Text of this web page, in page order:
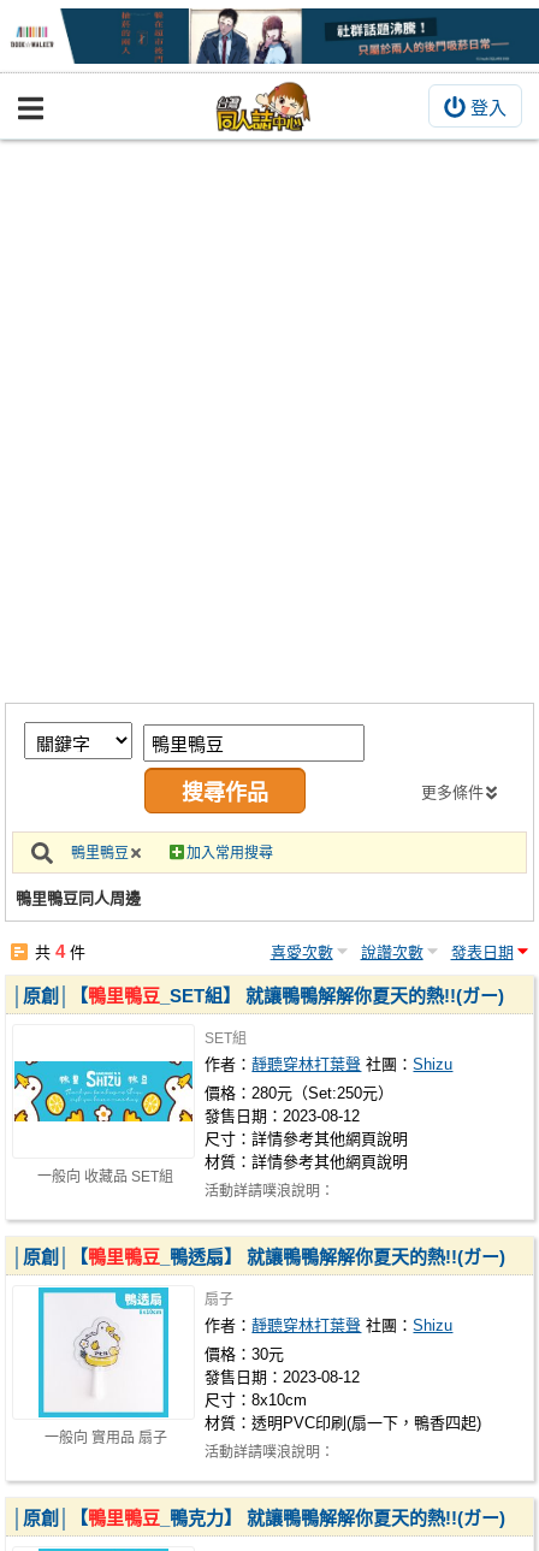
登入
BOOKY書集倉庫
繪圖藝廊
交流中心
攤位轉讓區
會員功能選單
註冊會員
更多條件
鴨里鴨豆 加入常用搜尋
鴨里鴨豆同人周邊
共4件 喜愛次數 說讚次數 發表日期
一般向 收藏品 SET組
│原創│【鴨里鴨豆 _SET組】 就讓鴨鴨解解你夏天的熱!!(ガー)
SET組
作者：靜聽穿林打葉聲 社團：Shizu
價格：280元（Set:250元）
發售日期：2023-08-12
尺寸：詳情參考其他網頁說明
材質：詳情參考其他網頁說明
活動詳請噗浪說明：
一般向 實用品 扇子
│原創│【鴨里鴨豆 _鴨透扇】 就讓鴨鴨解解你夏天的熱!!(ガー)
扇子
作者：靜聽穿林打葉聲 社團：Shizu
價格：30元
發售日期：2023-08-12
尺寸：8x10cm
材質：透明PVC印刷(扇一下，鴨香四起)
活動詳請噗浪說明：
│原創│【鴨里鴨豆 _鴨克力】 就讓鴨鴨解解你夏天的熱!!(ガー)